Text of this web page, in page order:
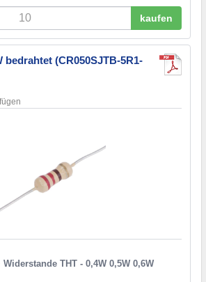
kaufen
bedrahtet (CR050SJTB-5R1-
Widerstande THT - 0,4W 0,5W 0,6W